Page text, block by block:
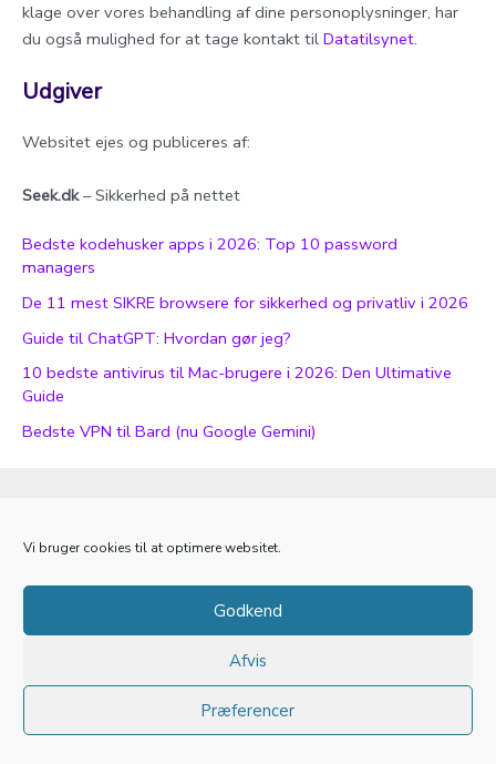
Vi bruger cookies til at optimere websitet.
Godkend
Afvis
Præferencer
klage over vores behandling af dine personoplysninger, har
du også mulighed for at tage kontakt til Datatilsynet.
Udgiver
Websitet ejes og publiceres af:
Seek.dk– Sikkerhed på nettet
Bedste kodehusker apps i 2026: Top 10 password
managers
De 11 mest SIKRE browsere for sikkerhed og privatliv i 2026
Guide til ChatGPT: Hvordan gør jeg?
10 bedste antivirus til Mac-brugere i 2026: Den Ultimative
Guide
Bedste VPN til Bard (nu Google Gemini)
Kontakt
Cookiepolitik
seek- Alle rettigheder forbeholdes